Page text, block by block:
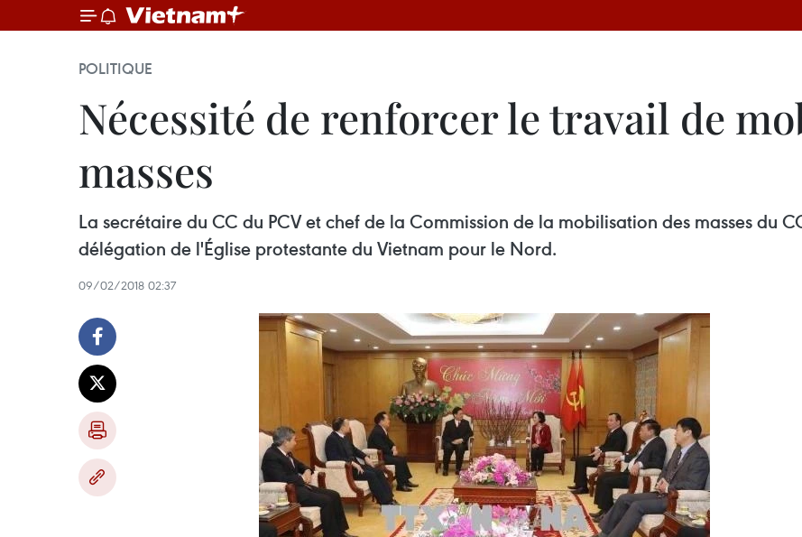
POLITIQUE
Nécessité de renforcer le travail de
masses
La secrétaire du CC du PCV et chef de la Commission de la mobilisation des masses du
délégation de l'Église protestante du Vietnam pour le Nord.
09/02/2018 02:37